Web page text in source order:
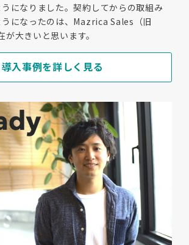
になりました。契約してからの取組み
になったのは、Mazrica Sales（旧
大きいと思います。
導入事例を詳しく見る